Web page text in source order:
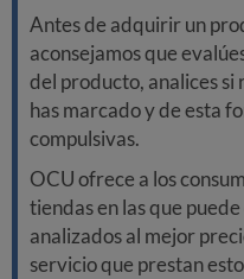
Antes de adquirir un
aconsejamos que
del producto, analices si
has marcado y de esta
compulsivas.
OCU ofrece a los
tiendas en las que
analizados al mejor
servicio que prestan